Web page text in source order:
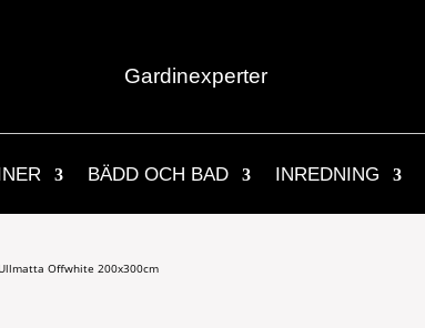
Gardinexperter
BÄDD OCH BAD INREDNING
Offwhite 200x300cm